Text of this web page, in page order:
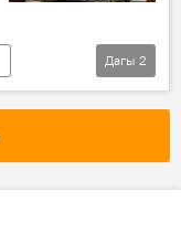
Дагы 2